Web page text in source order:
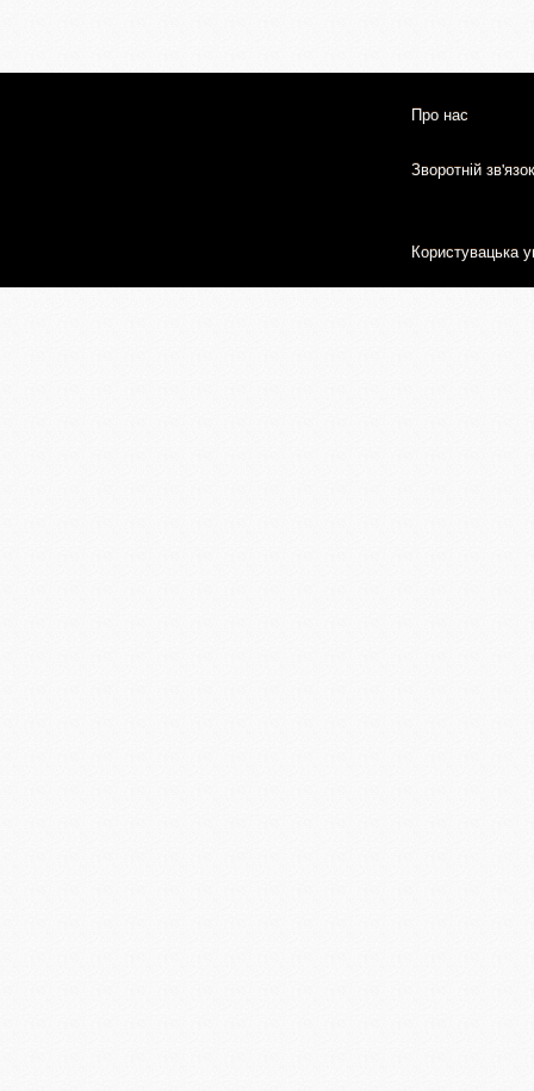
Про нас
Зворотній зв'язок
Користувацька